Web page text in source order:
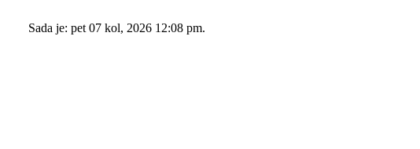
Sada je: pet 07 kol, 2026 12:08 pm.